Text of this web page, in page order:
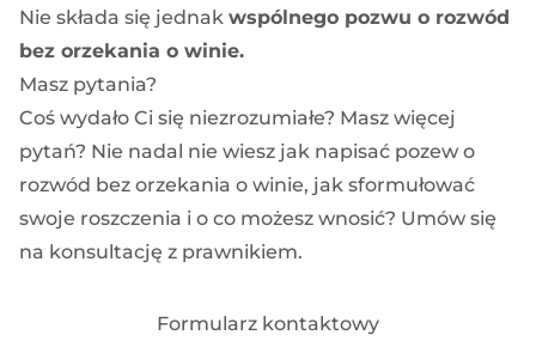
Nie składa się jednak wspólnego pozwu o rozwód
bez orzekania o winie.
Masz pytania?
Coś wydało Ci się niezrozumiałe? Masz więcej
pytań? Nie nadal nie wiesz jak napisać pozew o
rozwód bez orzekania o winie, jak sformułować
swoje roszczenia i o co możesz wnosić? Umów się
na konsultację z prawnikiem.
Formularz kontaktowy